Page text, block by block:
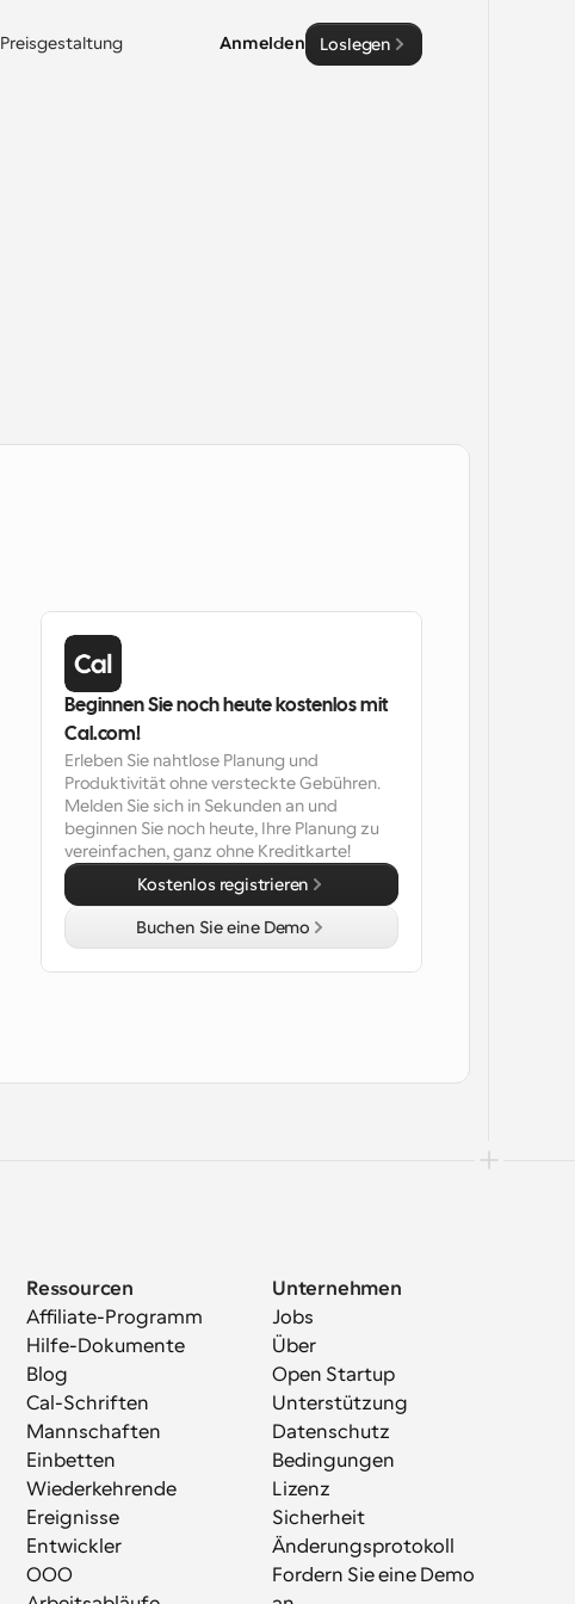
Preisgestaltung Anmelden Loslegen
Beginnen Sie noch heute kostenlos mit
Cal.com!
Erleben Sie nahtlose Planung und
Produktivität ohne versteckte Gebühren.
Melden Sie sich in Sekunden an und
beginnen Sie noch heute, Ihre Planung zu
vereinfachen, ganz ohne Kreditkarte!
Kostenlos registrieren
Buchen Sie eine Demo
Ressourcen
Affiliate-Programm
Hilfe-Dokumente
Blog
Cal-Schriften
Mannschaften
Einbetten
Wiederkehrende
Ereignisse
Entwickler
OOO
Unternehmen
Jobs
Über
Open Startup
Unterstützung
Datenschutz
Bedingungen
Lizenz
Sicherheit
Änderungsprotokoll
Fordern Sie eine Demo